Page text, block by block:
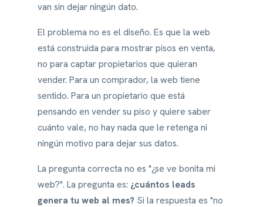
van sin dejar ningún dato.
El problema no es el diseño. Es que la web
está construida para mostrar pisos en venta,
no para captar propietarios que quieran
vender. Para un comprador, la web tiene
sentido. Para un propietario que está
pensando en vender su piso y quiere saber
cuánto vale, no hay nada que le retenga ni
ningún motivo para dejar sus datos.
La pregunta correcta no es "¿se ve bonita mi
web?". La pregunta es: ¿cuántos leads
genera tu web al mes? Si la respuesta es "no